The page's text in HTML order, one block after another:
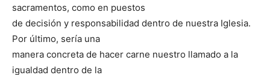
sacramentos, como en puestos
de decisión y responsabilidad dentro de nuestra Iglesia.
Por último, sería una
manera concreta de hacer carne nuestro llamado a la
igualdad dentro de la